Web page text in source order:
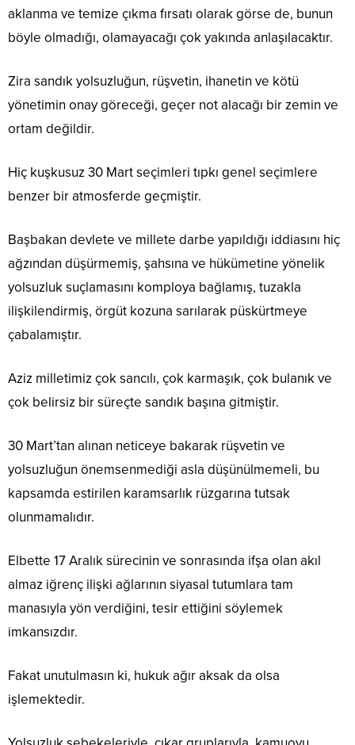
aklanma ve temize çıkma fırsatı olarak görse de, bunun
böyle olmadığı, olamayacağı çok yakında anlaşılacaktır.
Zira sandık yolsuzluğun, rüşvetin, ihanetin ve kötü
yönetimin onay göreceği, geçer not alacağı bir zemin ve
ortam değildir.
Hiç kuşkusuz 30 Mart seçimleri tıpkı genel seçimlere
benzer bir atmosferde geçmiştir.
Başbakan devlete ve millete darbe yapıldığı iddiasını hiç
ağzından düşürmemiş, şahsına ve hükümetine yönelik
yolsuzluk suçlamasını komploya bağlamış, tuzakla
ilişkilendirmiş, örgüt kozuna sarılarak püskürtmeye
çabalamıştır.
Aziz milletimiz çok sancılı, çok karmaşık, çok bulanık ve
çok belirsiz bir süreçte sandık başına gitmiştir.
30 Mart’tan alınan neticeye bakarak rüşvetin ve
yolsuzluğun önemsenmediği asla düşünülmemeli, bu
kapsamda estirilen karamsarlık rüzgarına tutsak
olunmamalıdır.
Elbette 17 Aralık sürecinin ve sonrasında ifşa olan akıl
almaz iğrenç ilişki ağlarının siyasal tutumlara tam
manasıyla yön verdiğini, tesir ettiğini söylemek
imkansızdır.
Fakat unutulmasın ki, hukuk ağır aksak da olsa
işlemektedir.